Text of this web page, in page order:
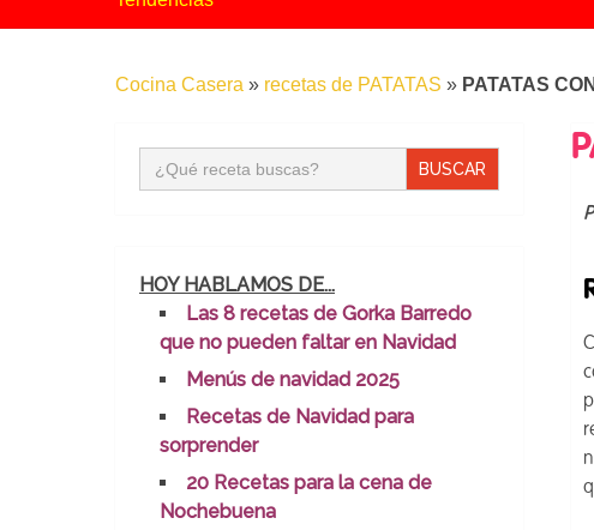
Cocina Casera » recetas de PATATAS » PATATAS
Buscar:
HOY HABLAMOS DE...
Las 8 recetas de Gorka Barredo
que no pueden faltar en Navidad
Menús de navidad 2025
Recetas de Navidad para
sorprender
20 Recetas para la cena de
Nochebuena